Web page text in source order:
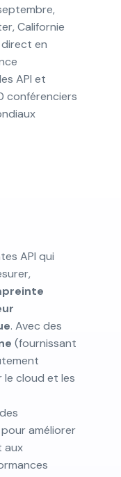
Californie
direct en
API et
conférenciers
API qui
. Avec des
(fournissant
le cloud et les
améliorer
aux